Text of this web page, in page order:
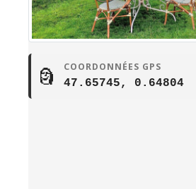
🗿 COORDONNÉES GPS
47.65745, 0.64804